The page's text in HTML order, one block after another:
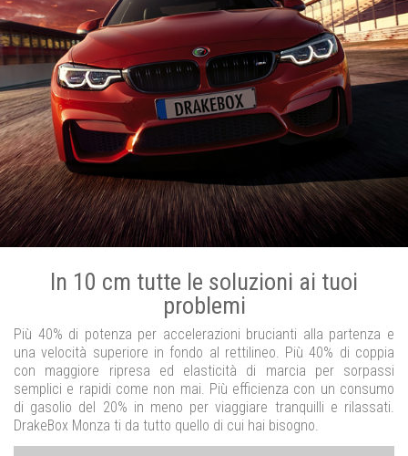
In 10 cm tutte le soluzioni ai tuoi
problemi
Più 40% di potenza per accelerazioni brucianti alla partenza e
una velocità superiore in fondo al rettilineo. Più 40% di coppia
con maggiore ripresa ed elasticità di marcia per sorpassi
semplici e rapidi come non mai. Più efficienza con un consumo
di gasolio del 20% in meno per viaggiare tranquilli e rilassati.
DrakeBox Monza ti da tutto quello di cui hai bisogno.